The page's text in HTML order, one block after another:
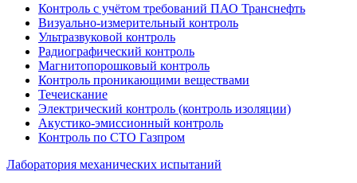
Контроль с учётом требований ПАО Транснефть
Визуально-измерительный контроль
Ультразвуковой контроль
Радиографический контроль
Магнитопорошковый контроль
Контроль проникающими веществами
Течеискание
Электрический контроль (контроль изоляции)
Акустико-эмиссионный контроль
Контроль по СТО Газпром
Лаборатория механических испытаний